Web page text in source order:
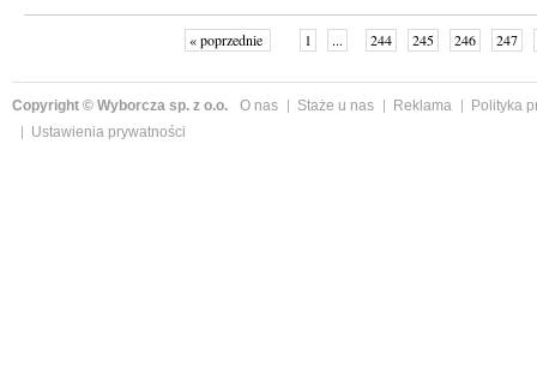
« poprzednie 1 ... 244 245 246 247
Copyright © Wyborcza sp. z o.o. O nas Staże u nas Reklama
Polityka
Ustawienia prywatności